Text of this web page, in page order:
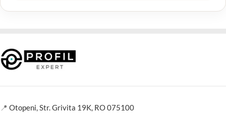
📍 Otopeni, Str. Grivita 19K, RO 075100